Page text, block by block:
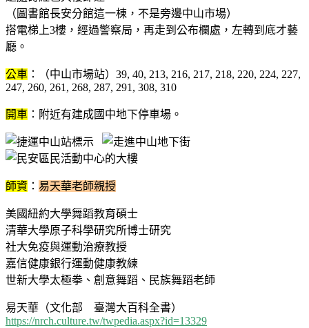
（圖書館長安分館這一棟，不是旁邊中山市場）
搭電梯上3樓，經過警察局，再走到公布欄處，左轉到底才藝
廳。
公車 ：（中山市場站）39, 40, 213, 216, 217, 218, 220, 224, 227,
247, 260, 261, 268, 287, 291, 308, 310
開車 ：附近有建成國中地下停車場。
師資 ： 易天華老師親授
美國紐約大學舞蹈教育碩士
清華大學原子科學研究所博士研究
社大免疫與運動治療教授
嘉信健康銀行運動健康教練
世新大學太極拳、創意舞蹈、民族舞蹈老師
易天華（文化部 臺灣大百科全書）
https://nrch.culture.tw/twpedia.aspx?id=13329